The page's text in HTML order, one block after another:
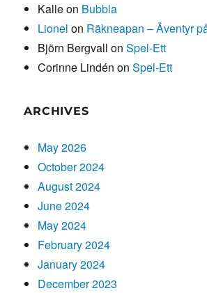
Kalleon Bubbla
Lionel on Räkneapan – Äventyr
Björn Bergvall onSpel-Ett
Corinne Lindén onSpel-Ett
ARCHIVES
May 2026
October 2024
August 2024
June 2024
May 2024
February 2024
January 2024
December 2023